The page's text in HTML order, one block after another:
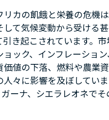
カの飢餓と栄養の危機
て気候変動から受ける
き起こされています。市
ック、インフレーショ
値の下落、燃料や農業
々に影響を及ぼしていま
ーナ、シエラレオネでそ